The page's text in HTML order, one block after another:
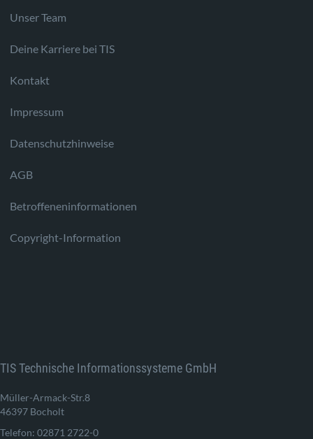
Unser Team
Deine Karriere bei TIS
Kontakt
Impressum
Datenschutzhinweise
AGB
Betroffeneninformationen
Copyright-Information
TIS Technische Informationssysteme GmbH
Müller-Armack-Str.8
46397 Bocholt
Telefon: 02871 2722-0